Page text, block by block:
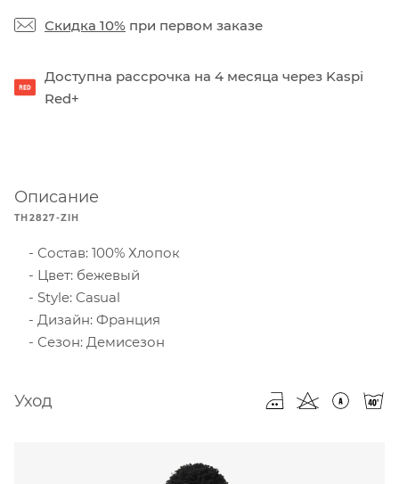
Скидка 10% при первом заказе
Доступна рассрочка на 4 месяца через Kaspi
Red+
Описание
TH2827-ZIH
Состав: 100% Хлопок
Цвет: бежевый
Style: Casual
Дизайн: Франция
Сезон: Демисезон
Уход